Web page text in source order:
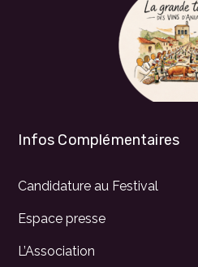
Infos Complémentaires
Candidature au Festival
Espace presse
L’Association